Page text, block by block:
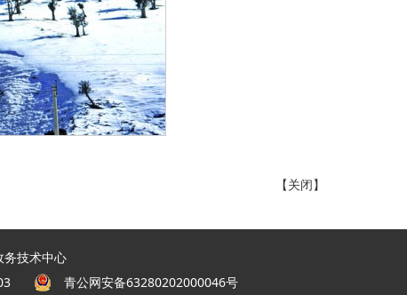
【关闭】
务技术中心
青公网安备63280202000046号